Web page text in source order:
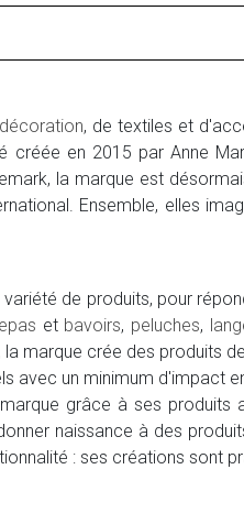
décoration, de textiles et
créée en 2015 par Anne
la marque est
Ensemble, elles
de produits, pour
et bavoirs, peluches,
la marque crée des produits
avec un minimum d'impact
grâce à ses
naissance à des
: ses créations sont